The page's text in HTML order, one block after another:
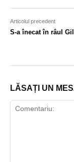
Articolul precedent
S-a înecat în râul
LĂSAȚI UN